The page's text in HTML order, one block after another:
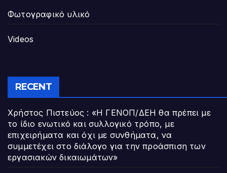
Φωτογραφικό υλικό
Videos
RECENT
Χρήστος Πιστεύος : «Η ΓΕΝΟΠ/ΔΕΗ θα πρέπει με
το ίδιο ενωτικό και συλλογικό τρόπο, με
επιχειρήματα και όχι με συνθήματα, να
συμμετέχει στο διάλογο για την προάσπιση των
εργασιακών δικαιωμάτων»